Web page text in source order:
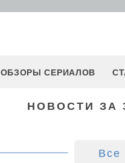
ОБЗОРЫ СЕРИАЛОВ
НОВОСТИ ЗА
Все